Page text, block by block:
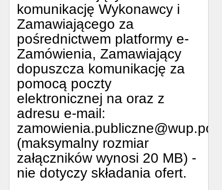
komunikację Wykonawcy i
Zamawiającego za
pośrednictwem platformy e-
Zamówienia, Zamawiający
dopuszcza komunikację za
pomocą poczty
elektronicznej na oraz z
adresu e-mail:
(maksymalny rozmiar
załączników wynosi 20 MB) -
nie dotyczy składania ofert.